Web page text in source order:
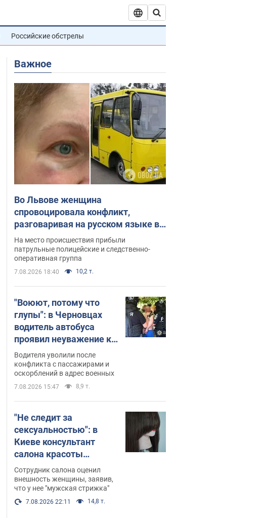
Российские обстрелы
Важное
Во Львове женщина
спровоцировала конфликт,
разговаривая на русском языке в
маршрутке: полиция составила
административный протокол.
Видео
На место происшествия прибыли
патрульные полицейские и следственно-
оперативная группа
7.08.2026 18:40 10,2 т.
"Воюют, потому что
глупы": в Черновцах
водитель автобуса
проявил неуважение к
украинским военным и
поплатился за это.
Видео
Водителя уволили после
конфликта с пассажирами и
оскорблений в адрес военных
7.08.2026 15:47 8,9 т.
"Не следит за
сексуальностью": в
Киеве консультант
салона красоты
оскорбил женщину
после химиотерапии,
разгорелся скандал.
Фото
Сотрудник салона оценил
внешность женщины, заявив,
что у нее "мужская стрижка"
7.08.2026 22:11 14,8 т.